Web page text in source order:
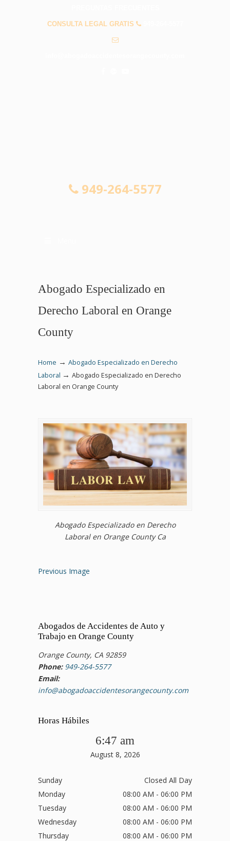
CONSULTA LEGAL GRATIS
949-264-5577
Abogado Especializado en
Derecho Laboral en Orange
County
Home → Abogado Especializado en Derecho
Laboral → Abogado Especializado en Derecho
Laboral en Orange County
Abogado Especializado en Derecho
Laboral en Orange County Ca
Previous Image
Abogados de Accidentes de Auto y
Trabajo en Orange County
Orange County, CA 92859
Phone: 949-264-5577
Email:
info@abogadoaccidentesorangecounty.com
Horas Hábiles
6:47 am
August 8, 2026
Sunday
Closed All Day
Monday
08:00 AM - 06:00 PM
Tuesday
08:00 AM - 06:00 PM
Wednesday
08:00 AM - 06:00 PM
Thursday
08:00 AM - 06:00 PM